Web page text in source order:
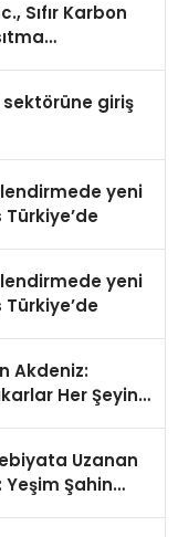
Sıfır Karbon
giriş
yeni
yeni
Akdeniz:
Her Şeyin
Uzanan
Yeşim Şahin